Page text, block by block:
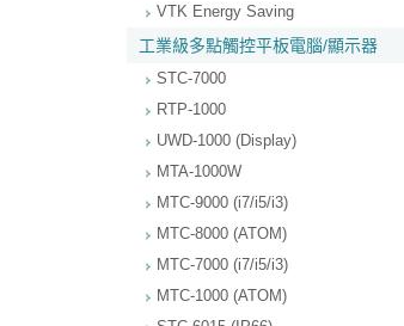
VTK Energy Saving
工業級多點觸控平板電腦/顯示器
STC-7000
RTP-1000
UWD-1000 (Display)
MTA-1000W
MTC-9000 (i7/i5/i3)
MTC-8000 (ATOM)
MTC-7000 (i7/i5/i3)
MTC-1000 (ATOM)